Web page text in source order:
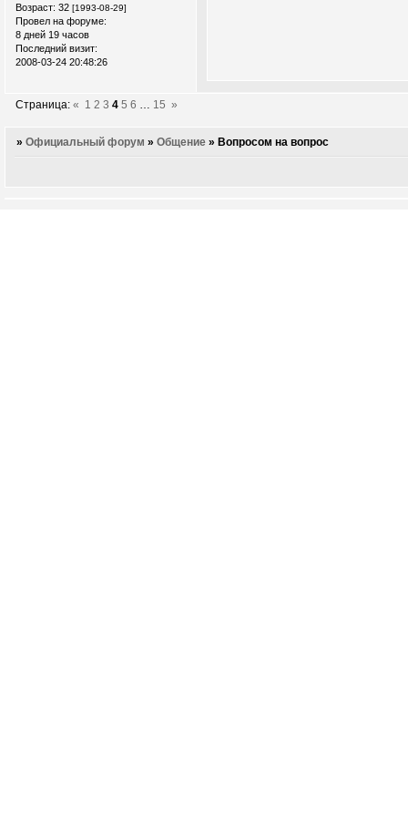
Возраст: 32 [1993-08-29]
Провел на форуме:
8 дней 19 часов
Последний визит:
2008-03-24 20:48:26
Страница:« 1 2 3 4 5 6 15 »
»Официальный форум »Общение » Вопросом на вопрос